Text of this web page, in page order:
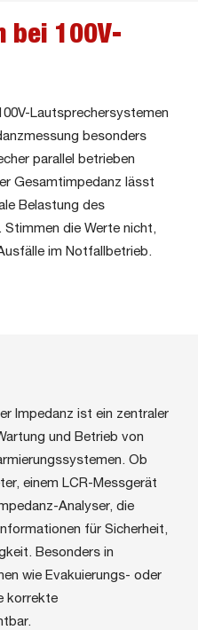
bei 100V-
Lautsprechersystemen
besonders
parallel betrieben
Gesamtimpedanz lässt
Belastung des
Stimmen die Werte nicht,
im Notfallbetrieb.
Impedanz ist ein zentraler
und Betrieb von
Ob
einem LCR-Messgerät
Analyser, die
für Sicherheit,
Besonders in
wie Evakuierungs- oder
korrekte